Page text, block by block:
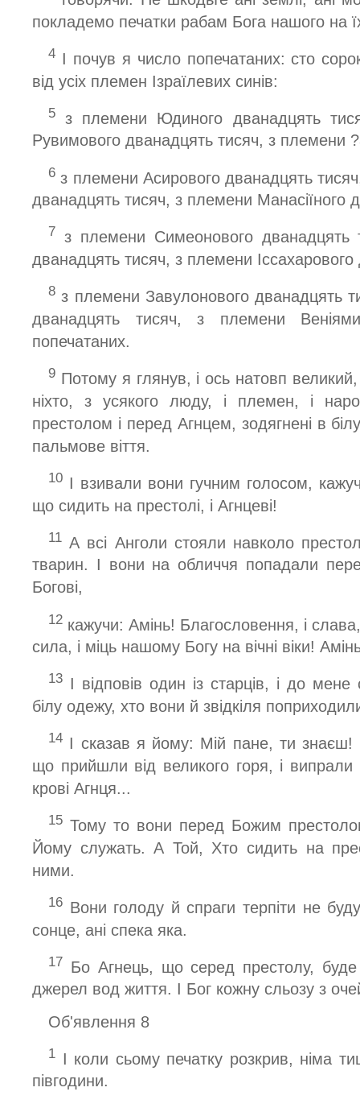
покладемо печатки рабам Бога нашого на
4 І почув я число попечатаних: сто
від усіх племен Ізраїлевих синів:
5 з племени Юдиного дванадцять
Рувимового дванадцять тисяч, з племени
6 з племени Асирового дванадцять
дванадцять тисяч, з племени Манасіїного
7 з племени Симеонового дванадцять
дванадцять тисяч, з племени
8 з племени Завулонового дванадцять
дванадцять тисяч, з племени
попечатаних.
9 Потому я глянув, і ось натовп
ніхто, з усякого люду, і племен, і
престолом і перед Агнцем, зодягнені в
пальмове віття.
10 І взивали вони гучним голосом,
що сидить на престолі, і Агнцеві!
11 А всі Анголи стояли навколо
тварин. І вони на обличчя попадали
Богові,
12 кажучи: Амінь! Благословення, і слава,
сила, і міць нашому Богу на вічні віки!
13 І відповів один із старців, і до
білу одежу, хто вони й звідкіля
14 І сказав я йому: Мій пане, ти знаєш!
що прийшли від великого горя, і випрали
крові Агнця...
15 Тому то вони перед Божим
Йому служать. А Той, Хто сидить на
ними.
16 Вони голоду й спраги терпіти не
сонце, ані спека яка.
17 Бо Агнець, що серед престолу,
джерел вод життя. І Бог кожну сльозу з очей
Об'явлення 8
1 І коли сьому печатку розкрив, німа
півгодини.